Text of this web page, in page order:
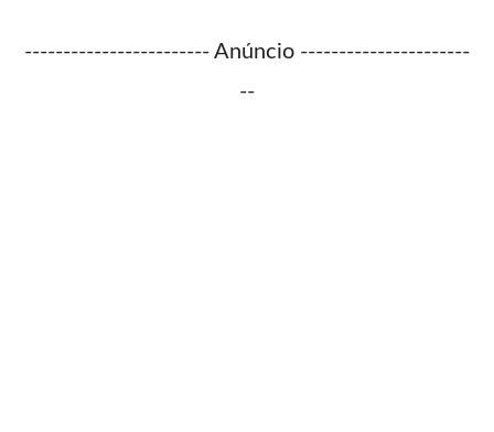
------------------------ Anúncio ----------------------
--